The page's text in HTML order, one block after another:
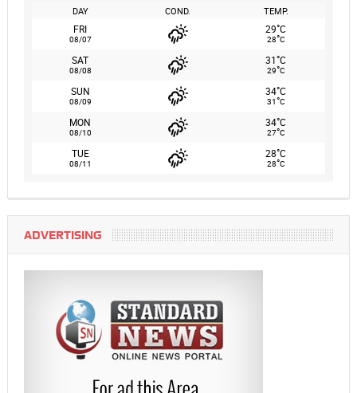
DAY COND. TEMP.
FRI
08/07
29°C
28°C
SAT
08/08
31°C
29°C
SUN
08/09
34°C
31°C
MON
08/10
34°C
27°C
TUE
08/11
28°C
28°C
ADVERTISING